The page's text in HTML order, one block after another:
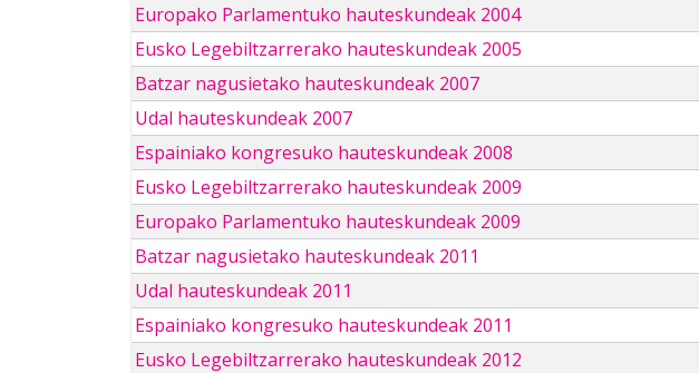
Europako Parlamentuko hauteskundeak 2004
Eusko Legebiltzarrerako hauteskundeak 2005
Batzar nagusietako hauteskundeak 2007
Udal hauteskundeak 2007
Espainiako kongresuko hauteskundeak 2008
Eusko Legebiltzarrerako hauteskundeak 2009
Europako Parlamentuko hauteskundeak 2009
Batzar nagusietako hauteskundeak 2011
Udal hauteskundeak 2011
Espainiako kongresuko hauteskundeak 2011
Eusko Legebiltzarrerako hauteskundeak 2012